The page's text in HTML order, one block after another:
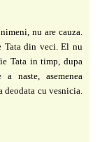
nu are cauza.
Tata din veci. El nu
Tata in timp, dupa
naste, asemenea
cu vesnicia.